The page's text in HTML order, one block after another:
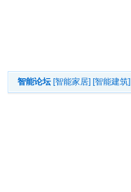
智能论坛 [智能家居] [智能建筑]